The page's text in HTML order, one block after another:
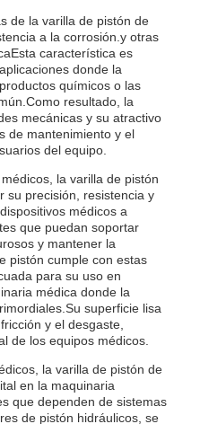
de la varilla de pistón de
a la corrosión.y otras
característica es
donde la
químicos o las
resultado, la
mecánicas y su atractivo
de mantenimiento y el
del equipo.
la varilla de pistón
su precisión, resistencia y
médicos a
que puedan soportar
y mantener la
pistón cumple con estas
para su uso en
médica donde la
superficie lisa
y el desgaste,
de los equipos médicos.
la varilla de pistón de
en la maquinaria
que dependen de sistemas
de pistón hidráulicos, se